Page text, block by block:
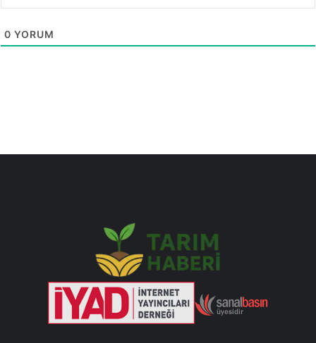
0 YORUM